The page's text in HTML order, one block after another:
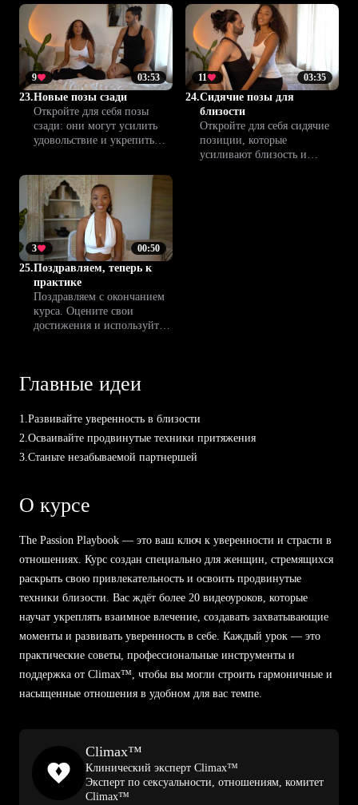
классический опыт глубже,
ярче и приятнее обоим
партнерам. Рекомендации
Climax™ помогут вам
раскрыться заново.
удовольствия и близости.
Откройте новые ощущения
с советами от Climax™.
03:53
9
23.Новые позы сзади
Откройте для себя позы
сзади: они могут усилить
удовольствие и укрепить
вариантах и советах, чтобы
расширить опыт вдвоём.
03:35
11
24.Сидячие позы для
близости
Откройте для себя сидячие
позиции, которые
усиливают близость и
00:50
3
25.Поздравляем, теперь к
практике
Поздравляем с окончанием
курса. Оцените свои
достижения и используйте
важный шаг.
Главные идеи
1.Развивайте уверенность в близости
2.Осваивайте продвинутые техники притяжения
3.Станьте незабываемой партнершей
О курсе
The Passion Playbook — это ваш ключ к уверенности и страсти в
отношениях. Курс создан специально для женщин, стремящихся
раскрыть свою привлекательность и освоить продвинутые
техники близости. Вас ждёт более 20 видеоуроков, которые
научат укреплять взаимное влечение, создавать захватывающие
моменты и развивать уверенность в себе. Каждый урок — это
практические советы, профессиональные инструменты и
поддержка от Climax™, чтобы вы могли строить гармоничные и
насыщенные отношения в удобном для вас темпе.
Climax™
Клинический эксперт Climax™
Эксперт по сексуальности, отношениям, комитет
Climax™